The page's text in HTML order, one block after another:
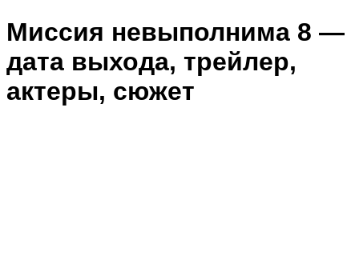
Миссия невыполнима 8 —
дата выхода, трейлер,
актеры, сюжет